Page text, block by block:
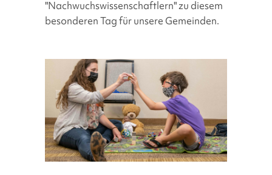
2023!
"Nachwuchswissenschaftlern" zu diesem
besonderen Tag für unsere Gemeinden.